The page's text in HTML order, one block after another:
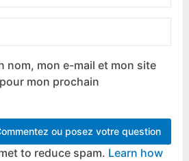
nom, mon e-mail et mon site
mon prochain
to reduce spam. Learn how